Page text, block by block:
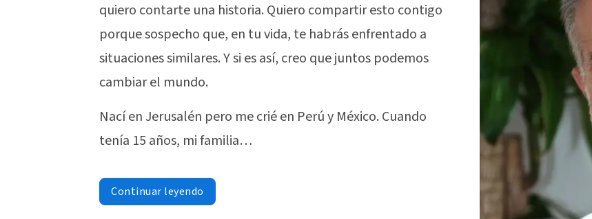
quiero contarte una historia. Quiero compartir esto contigo
porque sospecho que, en tu vida, te habrás enfrentado a
situaciones similares. Y si es así, creo que juntos podemos
cambiar el mundo.
Nací en Jerusalén pero me crié en Perú y México. Cuando
tenía 15 años, mi familia…
Continuar leyendo